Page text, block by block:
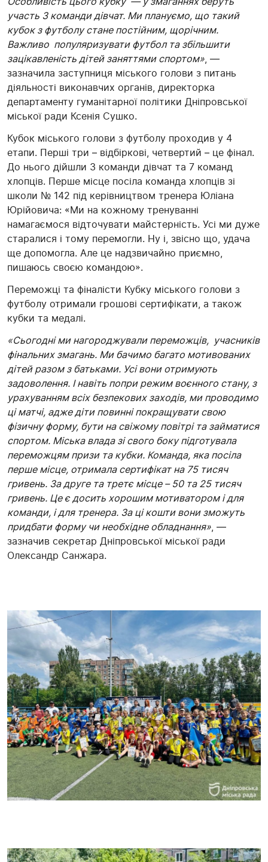
участь 3 команди дівчат. Ми плануємо, що такий
кубок з футболу стане постійним, щорічним.
Важливо популяризувати футбол та збільшити
зацікавленість дітей заняттями спортом», —
зазначила заступниця міського голови з питань
діяльності виконавчих органів, директорка
департаменту гуманітарної політики Дніпровської
міської ради Ксенія Сушко.
Кубок міського голови з футболу проходив у 4
етапи. Перші три – відбіркові, четвертий – це фінал.
До нього дійшли 3 команди дівчат та 7 команд
хлопців. Перше місце посіла команда хлопців зі
школи № 142 під керівництвом тренера Юліана
Юрійовича: «Ми на кожному тренуванні
намагаємося відточувати майстерність. Усі ми дуже
старалися і тому перемогли. Ну і, звісно що, удача
ще допомогла. Але це надзвичайно приємно,
пишаюсь своєю командою».
Переможці та фіналісти Кубку міського голови з
футболу отримали грошові сертифікати, а також
кубки та медалі.
«Сьогодні ми нагороджували переможців, учасників
фінальних змагань. Ми бачимо багато мотивованих
дітей разом з батьками. Усі вони отримують
задоволення. І навіть попри режим воєнного стану, з
урахуванням всіх безпекових заходів, ми проводимо
ці матчі, адже діти повинні покращувати свою
фізичну форму, бути на свіжому повітрі та займатися
спортом. Міська влада зі свого боку підготувала
переможцям призи та кубки. Команда, яка посіла
перше місце, отримала сертифікат на 75 тисяч
гривень. За друге та третє місце – 50 та 25 тисяч
гривень. Це є досить хорошим мотиватором і для
команди, і для тренера. За ці кошти вони зможуть
придбати форму чи необхідне обладнання», —
зазначив секретар Дніпровської міської ради
Олександр Санжара.